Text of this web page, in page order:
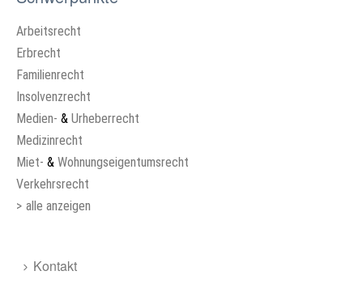
Arbeitsrecht
Erbrecht
Familienrecht
Insolvenzrecht
Medien- & Urheberrecht
Medizinrecht
Miet- & Wohnungseigentumsrecht
Verkehrsrecht
> alle anzeigen
Kontakt